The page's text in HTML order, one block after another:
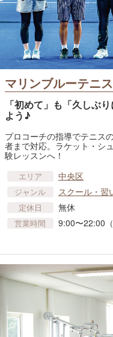
マリンブルーテニ
「初めて」も「久しぶ
よう♪
プロコーチの指導でテニス
者まで対応。ラケット・シ
験レッスンへ！
エリア 中央区
ジャンル スクール・習
定休日 無休
営業時間 9:00〜22:00